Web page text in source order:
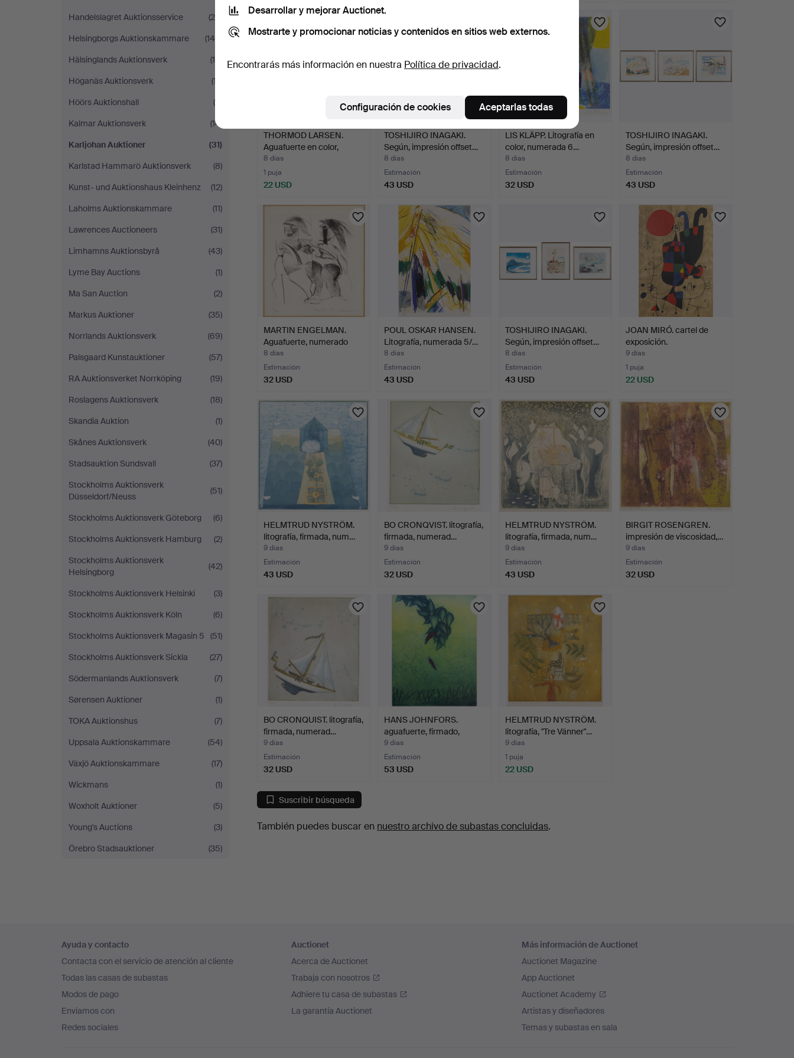
Handelslagret Auktionsservice
(25)
Helsingborgs Auktionskammare
(144)
Hälsinglands Auktionsverk
(15)
Höganäs Auktionsverk
(17)
Höörs Auktionshall
(9)
Kalmar Auktionsverk
(14)
Karljohan Auktioner
(31)
Karlstad Hammarö Auktionsverk
(8)
Kunst- und Auktionshaus Kleinhenz
(12)
Laholms Auktionskammare
(11)
Lawrences Auctioneers
(31)
Limhamns Auktionsbyrå
(43)
Lyme Bay Auctions
(1)
Ma San Auction
(2)
Markus Auktioner
(35)
Norrlands Auktionsverk
(69)
Palsgaard Kunstauktioner
(57)
RA Auktionsverket Norrköping
(19)
Roslagens Auktionsverk
(18)
Skandia Auktion
(1)
Skånes Auktionsverk
(40)
Stadsauktion Sundsvall
(37)
Stockholms Auktionsverk
Düsseldorf/Neuss
(51)
Stockholms Auktionsverk Göteborg
(6)
Stockholms Auktionsverk Hamburg
(2)
Stockholms Auktionsverk
Helsingborg
(42)
Stockholms Auktionsverk Helsinki
(3)
Stockholms Auktionsverk Köln
(6)
Stockholms Auktionsverk Magasin 5
(51)
Stockholms Auktionsverk Sickla
(27)
Södermanlands Auktionsverk
(7)
Sørensen Auktioner
(1)
TOKA Auktionshus
(7)
Uppsala Auktionskammare
(54)
Växjö Auktionskammare
(17)
Wickmans
(1)
Woxholt Auktioner
(5)
Young's Auctions
(3)
Örebro Stadsauktioner
(35)
THORMOD LARSEN.
Aguafuerte en color,
numer…
8 días
1 puja
22 USD
TOSHIJIRO INAGAKI.
Según, impresión offset…
8 días
Estimación
43 USD
LIS KLÄPP. Litografía en
color, numerada 6…
8 días
Estimación
32 USD
TOSHIJIRO INAGAKI.
Según, impresión offset…
8 días
Estimación
43 USD
MARTIN ENGELMAN.
Aguafuerte, numerado
2/20…
8 días
Estimación
32 USD
POUL OSKAR HANSEN.
Litografía, numerada 5/…
8 días
Estimación
43 USD
TOSHIJIRO INAGAKI.
Según, impresión offset…
8 días
Estimación
43 USD
JOAN MIRÓ. cartel de
exposición.
9 días
1 puja
22 USD
HELMTRUD NYSTRÖM.
litografía, firmada, num…
9 días
Estimación
43 USD
BO CRONQVIST. litografía,
firmada, numerad…
9 días
Estimación
32 USD
HELMTRUD NYSTRÖM.
litografía, firmada, num…
9 días
Estimación
43 USD
BIRGIT ROSENGREN.
impresión de viscosidad,…
9 días
Estimación
32 USD
BO CRONQUIST. litografía,
firmada, numerad…
9 días
Estimación
32 USD
HANS JOHNFORS.
aguafuerte, firmado,
numera…
9 días
Estimación
53 USD
HELMTRUD NYSTRÖM.
litografía, "Tre Vänner"…
9 días
1 puja
22 USD
Suscribir búsqueda
También puedes buscar en nuestro archivo de subastas concluidas.
en
el
pie
de
página
Ayuda y contacto
Contacta con el servicio de atención al cliente
Todas las casas de subastas
Modos de pago
Enviamos con
Redes sociales
Auctionet
Acerca de Auctionet
Trabaja con nosotros
Adhiere tu casa de subastas
La garantía Auctionet
Más información de Auctionet
Auctionet Magazine
App Auctionet
Auctionet Academy
Artistas y diseñadores
Temas y subastas en sala
Desarrollar y mejorar Auctionet.
Mostrarte y promocionar noticias y contenidos en sitios web externos.
Encontrarás más información en nuestra Política de privacidad.
Configuración de cookies Aceptarlas todas